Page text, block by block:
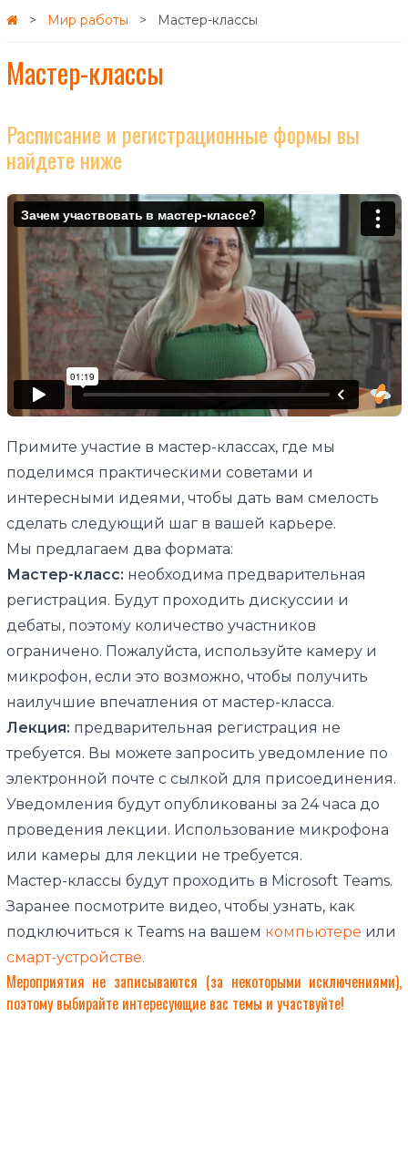
Мир работы Мастер-классы
Мастер-классы
Расписание и регистрационные формы вы
найдете ниже
Примите участие в мастер-классах, где мы
поделимся практическими советами и
интересными идеями, чтобы дать вам смелость
сделать следующий шаг в вашей карьере.
Мы предлагаем два формата:
Мастер-класс: необходима предварительная
регистрация. Будут проходить дискуссии и
дебаты, поэтому количество участников
ограничено. Пожалуйста, используйте камеру и
микрофон, если это возможно, чтобы получить
наилучшие впечатления от мастер-класса.
Лекция: предварительная регистрация не
требуется. Вы можете запросить уведомление по
электронной почте с сылкой для присоединения.
Уведомления будут опубликованы за 24 часа до
проведения лекции. Использование микрофона
или камеры для лекции не требуется.
Мастер-классы будут проходить в Microsoft Teams.
Заранее посмотрите видео, чтобы узнать, как
подключиться к Teams на вашем компьютере или
смарт-устройстве.
Мероприятия не записываются (за некоторыми исключениями),
поэтому выбирайте интересующие вас темы и участвуйте!